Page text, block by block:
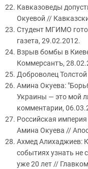
Кавказоведы
Окуевой //
Студент МГИМО
газета, 29.02.2012.
Взрыв бомбы в
Коммерсантъ,
Доброволец
Амина Окуева:
Украины — это мой
комментарии,
Российская империя
Амина Окуева //
Ахмед Алихаджиев:
событиях узнать не
уже 20 лет //